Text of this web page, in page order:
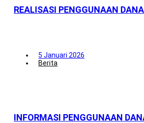
REALISASI PENGGUNAAN
5 Januari 2026
Berita
INFORMASI PENGGUNAAN